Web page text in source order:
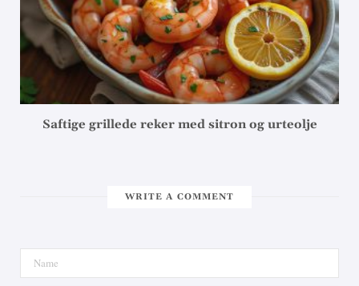
Saftige grillede reker med sitron og urteolje
WRITE A COMMENT